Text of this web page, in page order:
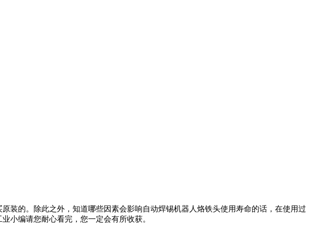
的。除此之外，知道哪些因素会影响自动焊锡机器人烙铁头使用寿命的话，在使用过
小编请您耐心看完，您一定会有所收获。